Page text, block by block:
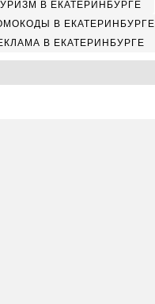
В ЕКАТЕРИНБУРГЕ
В ЕКАТЕРИНБУРГЕ
В ЕКАТЕРИНБУРГЕ